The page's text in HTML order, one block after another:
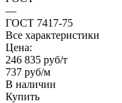
—
ГОСТ 7417-75
Все характеристики
Цена:
246 835 руб/т
737 руб/м
В наличии
Купить